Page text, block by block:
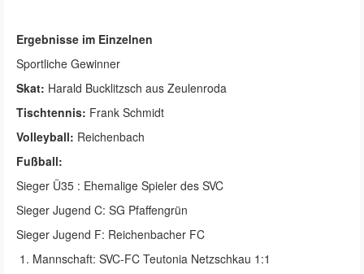
Ergebnisse im Einzelnen
Sportliche Gewinner
Skat: Harald Bucklitzsch aus Zeulenroda
Tischtennis: Frank Schmidt
Volleyball: Reichenbach
Fußball:
Sieger Ü35 : Ehemalige Spieler des SVC
Sieger Jugend C: SG Pfaffengrün
Sieger Jugend F: Reichenbacher FC
Mannschaft: SVC-FC Teutonia Netzschkau 1:1